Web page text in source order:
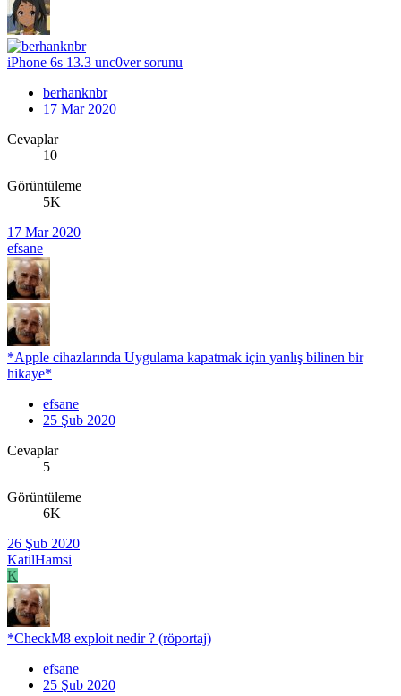
iPhone 6s 13.3 unc0ver sorunu
berhanknbr
17 Mar 2020
Cevaplar
10
Görüntüleme
5K
17 Mar 2020
efsane
*Apple cihazlarında Uygulama kapatmak için yanlış bilinen bir
hikaye*
efsane
25 Şub 2020
Cevaplar
5
Görüntüleme
6K
26 Şub 2020
KatilHamsi
K
*CheckM8 exploit nedir ? (röportaj)
efsane
25 Şub 2020